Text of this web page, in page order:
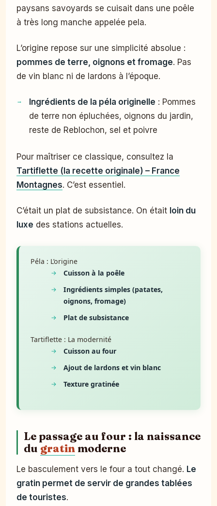
paysans savoyards se cuisait dans une poêle
à très long manche appelée pela.
L’origine repose sur une simplicité absolue :
pommes de terre, oignons et fromage. Pas
de vin blanc ni de lardons à l’époque.
Ingrédients de la péla originelle : Pommes
de terre non épluchées, oignons du jardin,
reste de Reblochon, sel et poivre
Pour maîtriser ce classique, consultez la
Tartiflette (la recette originale) – France
Montagnes. C’est essentiel.
C’était un plat de subsistance. On était loin du
luxe des stations actuelles.
Péla : L’origine
Cuisson à la poêle
Ingrédients simples (patates,
oignons, fromage)
Plat de subsistance
Tartiflette : La modernité
Cuisson au four
Ajout de lardons et vin blanc
Texture gratinée
Le passage au four : la naissance
du gratin moderne
Le basculement vers le four a tout changé. Le
gratin permet de servir de grandes tablées
de touristes.